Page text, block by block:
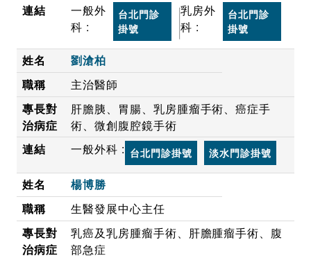
一般外
科 :
台北門診
掛號
乳房外
科 :
台北門診
掛號
劉滄柏
主治醫師
肝膽胰、胃腸、乳房腫瘤手術、癌症手
術、微創腹腔鏡手術
一般外科 : 台北門診掛號 淡水門診掛號
楊博勝
生醫發展中心主任
乳癌及乳房腫瘤手術、肝膽腫瘤手術、腹
部急症